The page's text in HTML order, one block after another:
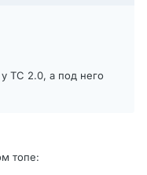
ТС 2.0, а под него
топе: